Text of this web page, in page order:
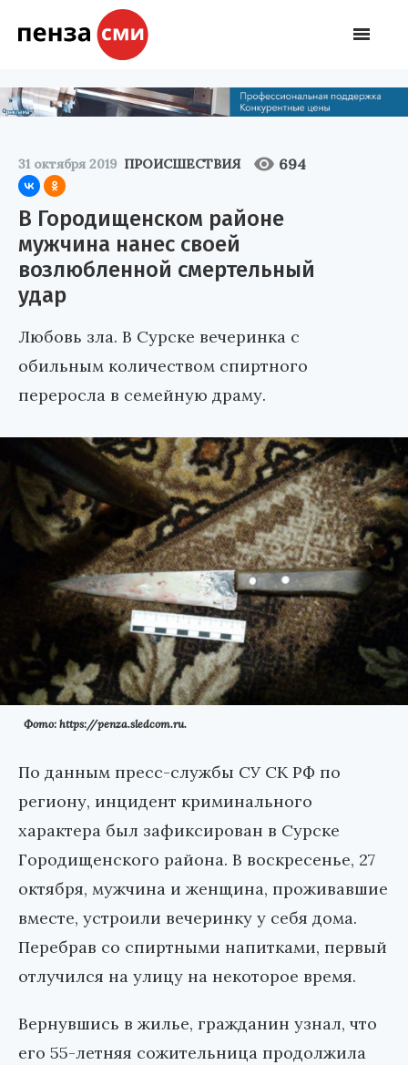
31 октября 2019 ПРОИСШЕСТВИЯ 694
В Городищенском районе
мужчина нанес своей
возлюбленной смертельный
удар
Любовь зла. В Сурске вечеринка с
обильным количеством спиртного
переросла в семейную драму.
Фото: https://penza.sledcom.ru.
По данным пресс-службы СУ СК РФ по
региону, инцидент криминального
характера был зафиксирован в Сурске
Городищенского района. В воскресенье, 27
октября, мужчина и женщина, проживавшие
вместе, устроили вечеринку у себя дома.
Перебрав со спиртными напитками, первый
отлучился на улицу на некоторое время.
Вернувшись в жилье, гражданин узнал, что
его 55-летняя сожительница продолжила